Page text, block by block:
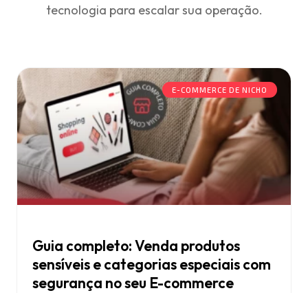
tecnologia para escalar sua operação.
E-COMMERCE DE NICHO
Guia completo: Venda produtos
sensíveis e categorias especiais com
segurança no seu E-commerce